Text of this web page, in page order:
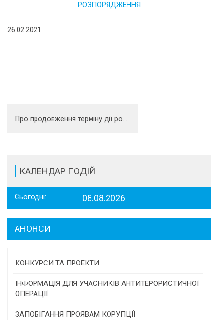
РОЗПОРЯДЖЕННЯ
26.02.2021.
Про продовження терміну дії розпорядження голови обласної ради від 16.03.2020. № 188-р
КАЛЕНДАР ПОДІЙ
Сьогодні: 08.08.2026
АНОНСИ
КОНКУРСИ ТА ПРОЕКТИ
Конкурс проектів та програм місцевого
самоврядування
Конкурс інститутів громадянського суспільства
ІНФОРМАЦІЯ ДЛЯ УЧАСНИКІВ АНТИТЕРОРИСТИЧНОЇ
ОПЕРАЦІЇ
ЗАПОБІГАННЯ ПРОЯВАМ КОРУПЦІЇ